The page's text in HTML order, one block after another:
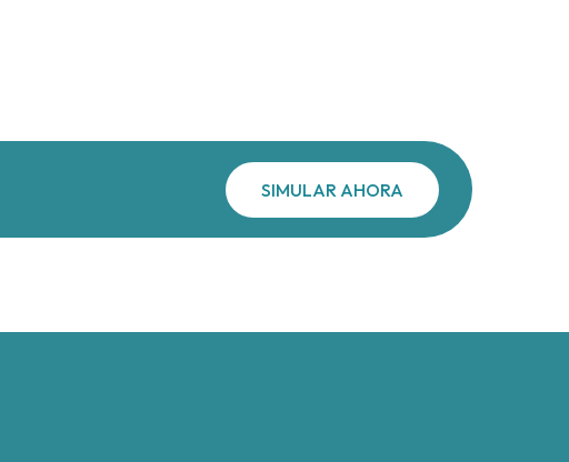
SIMULAR AHORA